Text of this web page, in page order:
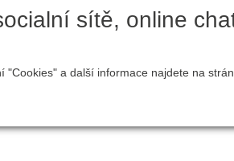
sítě, online
"Cookies" a další informace najdete na